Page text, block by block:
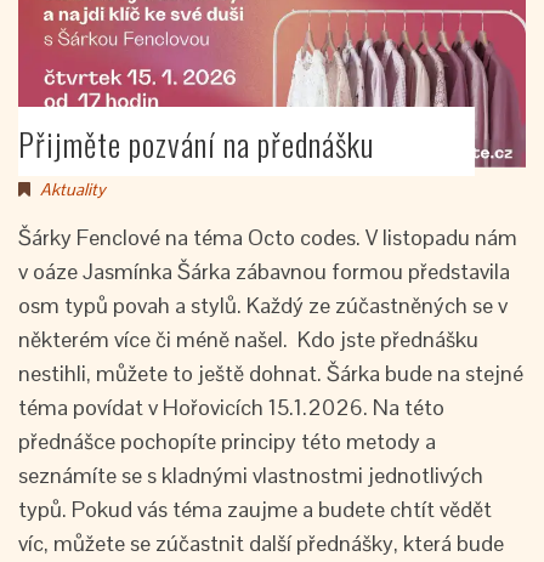
Přijměte pozvání na přednášku
Aktuality
Šárky Fenclové na téma Octo codes. V listopadu nám
v oáze Jasmínka Šárka zábavnou formou představila
osm typů povah a stylů. Každý ze zúčastněných se v
některém více či méně našel. Kdo jste přednášku
nestihli, můžete to ještě dohnat. Šárka bude na stejné
téma povídat v Hořovicích 15.1.2026. Na této
přednášce pochopíte principy této metody a
seznámíte se s kladnými vlastnostmi jednotlivých
typů. Pokud vás téma zaujme a budete chtít vědět
víc, můžete se zúčastnit další přednášky, která bude